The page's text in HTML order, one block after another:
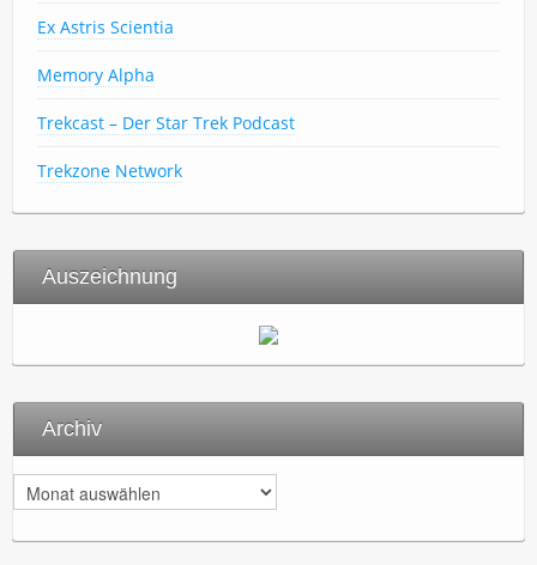
Ex Astris Scientia
Memory Alpha
Trekcast – Der Star Trek Podcast
Trekzone Network
Auszeichnung
Archiv
r